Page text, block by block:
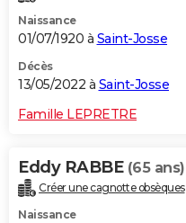
Naissance
01/07/1920 à Saint-Josse
Décès
13/05/2022 à Saint-Josse
Famille LEPRETRE
Eddy RABBE (65 ans)
Créer une cagnotte obsèques
Naissance